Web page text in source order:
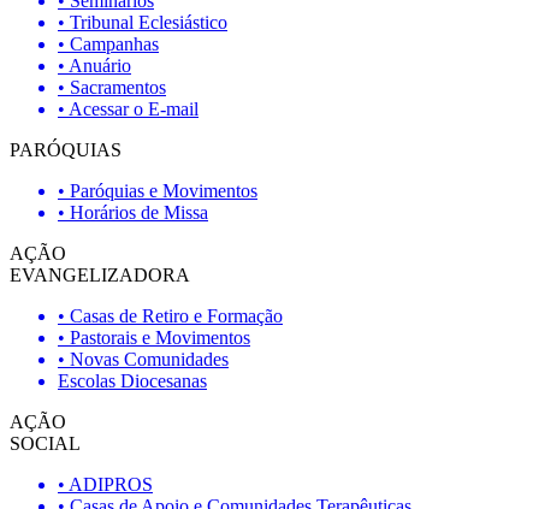
• Tribunal Eclesiástico
• Campanhas
• Anuário
• Sacramentos
• Acessar o E-mail
PARÓQUIAS
• Paróquias e Movimentos
• Horários de Missa
AÇÃO
EVANGELIZADORA
• Casas de Retiro e Formação
• Pastorais e Movimentos
• Novas Comunidades
Escolas Diocesanas
AÇÃO
SOCIAL
• ADIPROS